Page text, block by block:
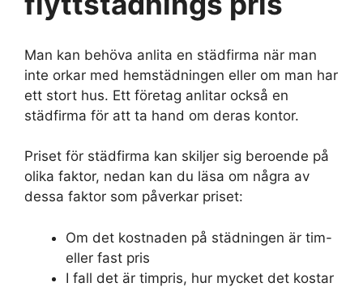
Man kan behöva anlita en städfirma när man
inte orkar med hemstädningen eller om man har
ett stort hus. Ett företag anlitar också en
städfirma för att ta hand om deras kontor.
Priset för städfirma kan skiljer sig beroende på
olika faktor, nedan kan du läsa om några av
dessa faktor som påverkar priset:
Om det kostnaden på städningen är tim-
eller fast pris
I fall det är timpris, hur mycket det kostar